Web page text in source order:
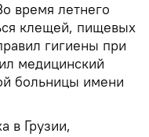
время летнего
клещей, пищевых
гигиены при
медицинский
больницы имени
в Грузии,